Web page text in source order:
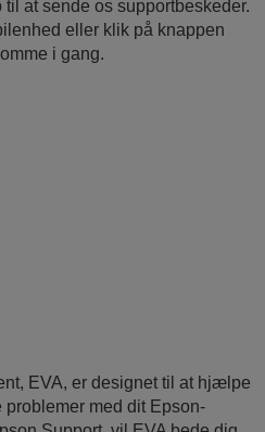
at sende os supportbeskeder.
eller klik på knappen
i gang.
EVA, er designet til at hjælpe
med dit Epson-